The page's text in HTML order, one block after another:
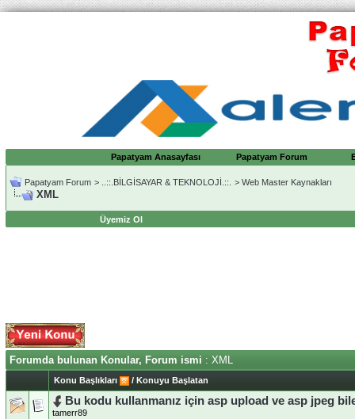
Papatyam Anasayfası Papatyam Forum
Papatyam Forum > ..::.BİLGİSAYAR & TEKNOLOJİ.::. > Web Master Kaynakları
XML
Üyemiz Ol
Forumda bulunan Konular, Forum ismi : XML
Konu Başlıkları / Konuyu Başlatan
Bu kodu kullanmanız için asp upload ve asp jpeg
tamerr89